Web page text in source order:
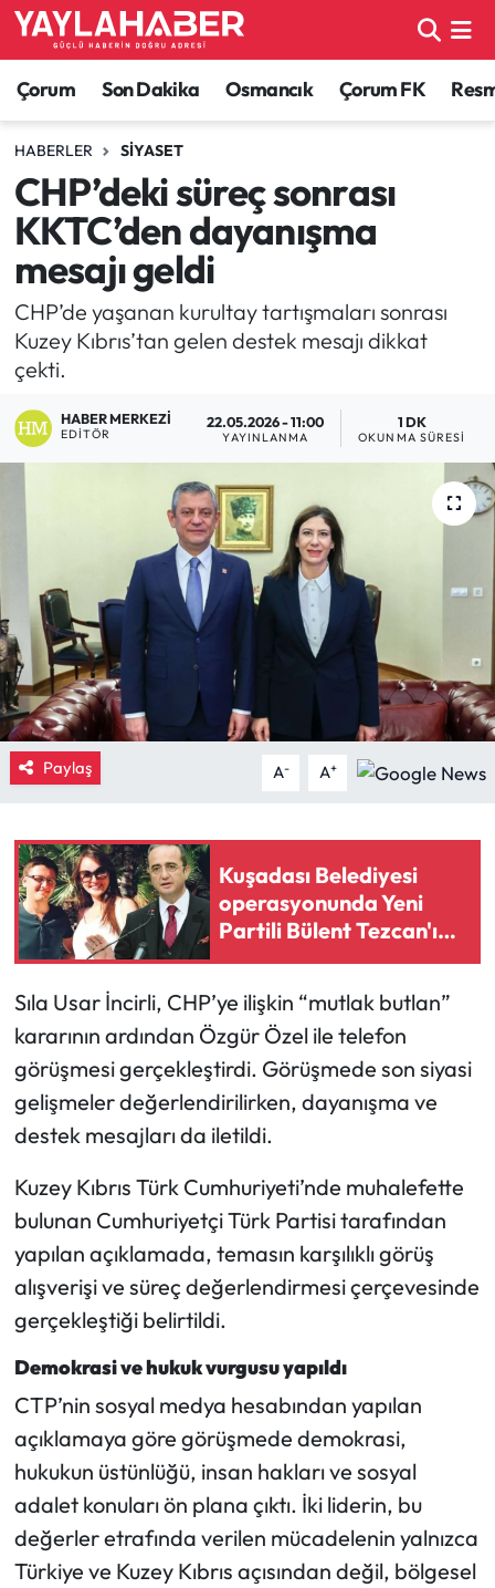
Çorum Son Dakika Osmancık Çorum FK
HABERLER SIYASET
CHP’deki süreç sonrası
KKTC’den dayanışma
mesajı geldi
CHP’de yaşanan kurultay tartışmaları sonrası
Kuzey Kıbrıs’tan gelen destek mesajı dikkat
çekti.
HABER MERKEZI
EDITÖR
22.05.2026 - 11:00
YAYINLANMA
1 DK
OKUNMA SÜRESI
Paylaş A- A+
Kuşadası Belediyesi
operasyonunda Yeni
Partili Bülent Tezcan'ın
kızı ve damadına gözaltı
Sıla Usar İncirli, CHP’ye ilişkin “mutlak butlan”
kararının ardından Özgür Özel ile telefon
görüşmesi gerçekleştirdi. Görüşmede son siyasi
gelişmeler değerlendirilirken, dayanışma ve
destek mesajları da iletildi.
Kuzey Kıbrıs Türk Cumhuriyeti’nde muhalefette
bulunan Cumhuriyetçi Türk Partisi tarafından
yapılan açıklamada, temasın karşılıklı görüş
alışverişi ve süreç değerlendirmesi çerçevesinde
gerçekleştiği belirtildi.
Demokrasi ve hukuk vurgusu yapıldı
CTP’nin sosyal medya hesabından yapılan
açıklamaya göre görüşmede demokrasi,
hukukun üstünlüğü, insan hakları ve sosyal
adalet konuları ön plana çıktı. İki liderin, bu
değerler etrafında verilen mücadelenin yalnızca
Türkiye ve Kuzey Kıbrıs açısından değil, bölgesel
Alaca Haberleri
Bayat Haberleri
Bilgi - Keşfet Haberleri
Bilim ve Teknoloji
Boğazkale Haberleri
Çorum Son Dakika Haberleri
Dodurga Haberleri
Ekonomi
Güncel
İskilip Haberleri
Kargı Haberleri
Kültür Sanat
Laçin Haberleri
Magazin
Mecitözü Haberleri
Oğuzlar Haberleri
Ortaköy Haberleri
Osmancık Haberleri
Otomotiv
Resmi İlan
Resmi Reklam
Sağlık
Siyaset
Spor
Çorum Nöbetçi Eczaneler
Çorum Hava Durumu
Çorum Namaz Vakitleri
Çorum Trafik Yoğunluk Haritası
TFF 1.Lig Puan Durumu ve Fikstür
Son Dakika Haberleri